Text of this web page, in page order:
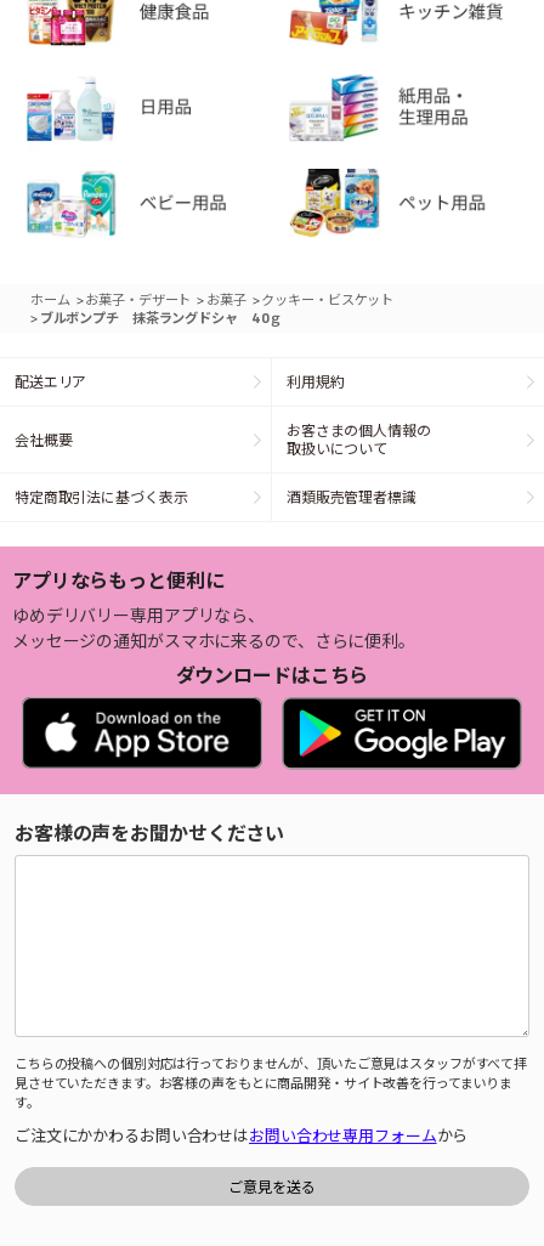
ホーム >お菓子・デザート > お菓子 >クッキー・ビスケット
> ブルボンプチ 抹茶ラングドシャ 40ｇ
配送エリア 利用規約
会社概要
お客さまの個人情報の
取扱いについて
特定商取引法に基づく表示 酒類販売管理者標識
アプリならもっと便利に
ゆめデリバリー専用アプリなら、
メッセージの通知がスマホに来るので、さらに便利。
ダウンロードはこちら
お客様の声をお聞かせください
こちらの投稿への個別対応は行っておりませんが、頂いたご意見はスタッフがすべて拝
見させていただきます。お客様の声をもとに商品開発・サイト改善を行ってまいりま
す。
ご注文にかかわるお問い合わせはお問い合わせ専用フォームから